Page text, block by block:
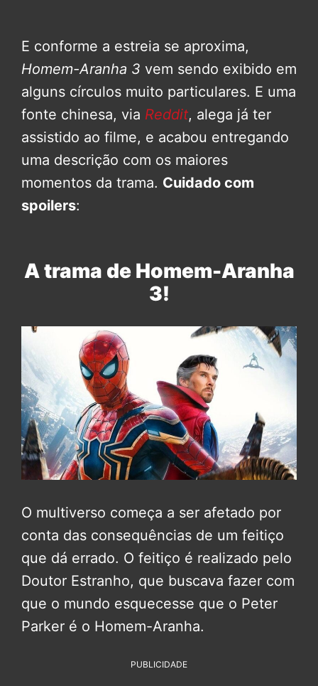
E conforme a estreia se aproxima,
Homem-Aranha 3 vem sendo exibido em
alguns círculos muito particulares. E uma
fonte chinesa, via Reddit, alega já ter
assistido ao filme, e acabou entregando
uma descrição com os maiores
momentos da trama. Cuidado com
spoilers:
A trama de Homem-Aranha
3!
O multiverso começa a ser afetado por
conta das consequências de um feitiço
que dá errado. O feitiço é realizado pelo
Doutor Estranho, que buscava fazer com
que o mundo esquecesse que o Peter
Parker é o Homem-Aranha.
PUBLICIDADE